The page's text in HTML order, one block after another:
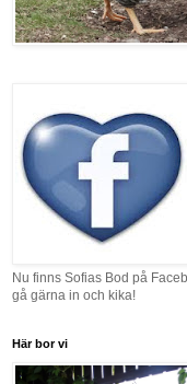
Nu finns Sofias Bod på
gå gärna in och kika!
Här bor vi